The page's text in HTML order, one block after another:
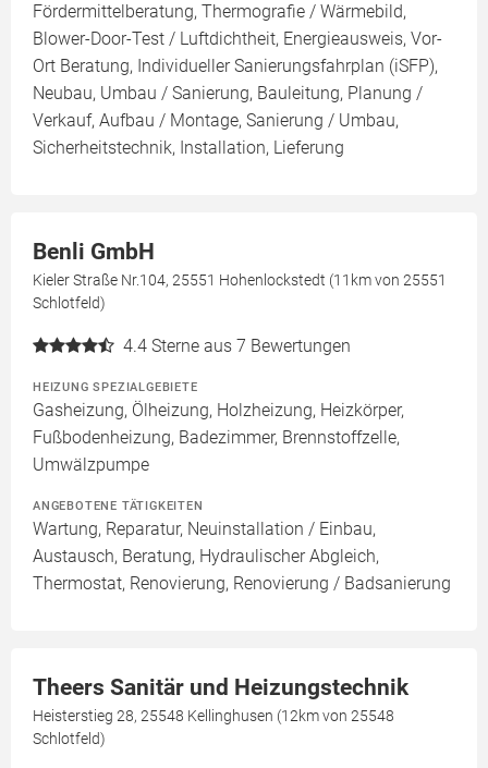
Fördermittelberatung, Thermografie / Wärmebild,
Blower-Door-Test / Luftdichtheit, Energieausweis, Vor-
Ort Beratung, Individueller Sanierungsfahrplan (iSFP),
Neubau, Umbau / Sanierung, Bauleitung, Planung /
Verkauf, Aufbau / Montage, Sanierung / Umbau,
Sicherheitstechnik, Installation, Lieferung
Benli GmbH
Kieler Straße Nr.104, 25551 Hohenlockstedt (11km von 25551
Schlotfeld)
4.4 Sterne aus 7 Bewertungen
HEIZUNG SPEZIALGEBIETE
Gasheizung, Ölheizung, Holzheizung, Heizkörper,
Fußbodenheizung, Badezimmer, Brennstoffzelle,
Umwälzpumpe
ANGEBOTENE TÄTIGKEITEN
Wartung, Reparatur, Neuinstallation / Einbau,
Austausch, Beratung, Hydraulischer Abgleich,
Thermostat, Renovierung, Renovierung / Badsanierung
Theers Sanitär und Heizungstechnik
Heisterstieg 28, 25548 Kellinghusen (12km von 25548
Schlotfeld)